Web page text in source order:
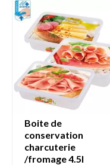
boite de
conservation
charcuterie
/fromage 4.5l